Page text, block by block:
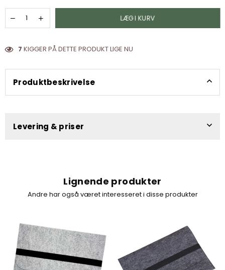
LÆG I KURV
7 KIGGER PÅ DETTE PRODUKT LIGE NU
Produktbeskrivelse
Levering & priser
Lignende produkter
Andre har også været interesseret i disse produkter